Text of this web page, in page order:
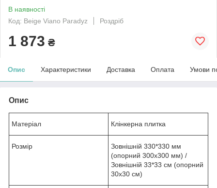
В наявності
Код: Beige Viano Paradyz
Роздріб
1 873 ₴
Опис Характеристики Доставка Оплата Умови
Опис
Матеріал Клінкерна плитка
Розмір
Зовнішній 330*330 мм
(опорний 300х300 мм) /
Зовнішній 33*33 см (опорний
30х30 см)